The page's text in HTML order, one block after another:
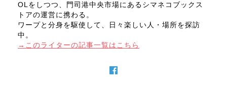
OLをしつつ、門司港中央市場にあるシマネコブックス
トアの運営に携わる。
ワープと分身を駆使して、日々楽しい人・場所を探訪
中。
→このライターの記事一覧はこちら